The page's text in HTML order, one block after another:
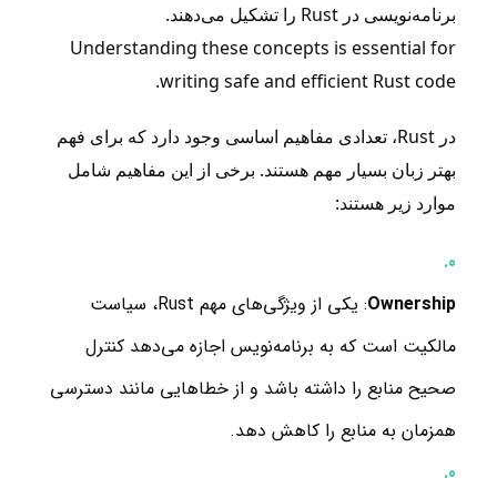
برنامه‌نویسی در Rust را تشکیل می‌دهند.
Understanding these concepts is essential for
writing safe and efficient Rust code.
در Rust، تعدادی مفاهیم اساسی وجود دارد که برای فهم
بهتر زبان بسیار مهم هستند. برخی از این مفاهیم شامل
موارد زیر هستند:
Ownership
: یکی از ویژگی‌های مهم Rust، سیاست
مالکیت است که به برنامه‌نویس اجازه می‌دهد کنترل
صحیح منابع را داشته باشد و از خطاهایی مانند دسترسی
همزمان به منابع را کاهش دهد.